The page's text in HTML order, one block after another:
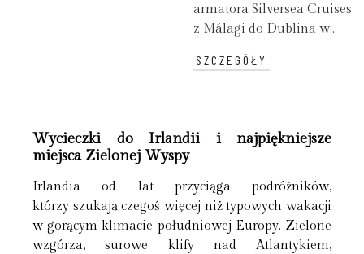
armatora Silversea Cruises
z Málagi do Dublina w...
SZCZEGÓŁY
Wycieczki do Irlandii i najpiękniejsze
miejsca Zielonej Wyspy
Irlandia od lat przyciąga podróżników,
którzy szukają czegoś więcej niż typowych wakacji
w gorącym klimacie południowej Europy. Zielone
wzgórza, surowe klify nad Atlantykiem,